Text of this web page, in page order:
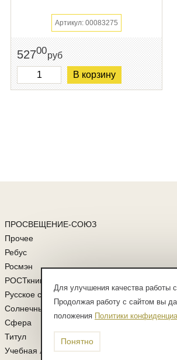
Артикул: 00083275
52700руб
В корзину
ПРОСВЕЩЕНИЕ-СОЮЗ
Прочее
Ребус
Росмэн
РОСТкнига
Русское слово
Солнечные ступени
Сфера
Титул
Учебная литература ФГОС
Для улучшения качества работы
Продолжая работу с сайтом вы
положения Политики
Понятно